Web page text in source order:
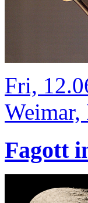
Fri,
Weimar,
Fagott